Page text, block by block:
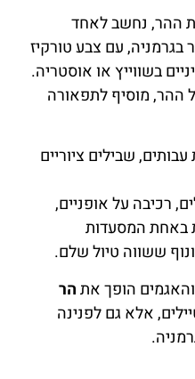
ההר, נחשב לאחד
בגרמניה, עם צבע טורקיז
בשווייץ או אוסטריה.
ההר, מוסיף לתפאורה
שבילים ציוריים
רכיבה על אופניים,
באחת המסעדות
ששווה טיול שלם.
הופך אתהר
אלא גם לפנינה